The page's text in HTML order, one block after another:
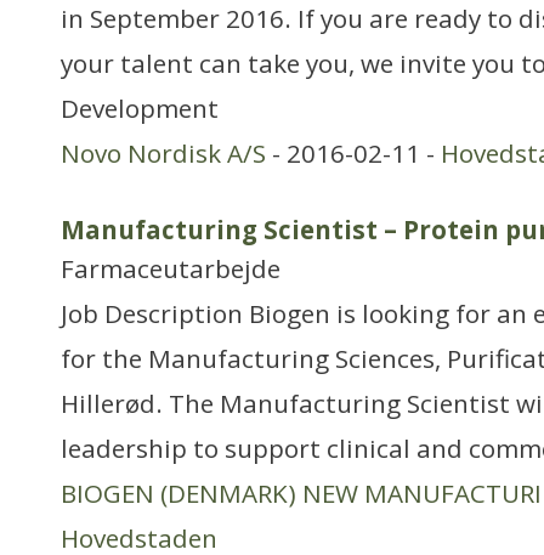
in September 2016. If you are ready to
your talent can take you, we invite you
Development
Novo Nordisk A/S - 2016-02-11 -
Manufacturing Scientist – Protein
Farmaceutarbejde
Job Description Biogen is looking for an
for the Manufacturing Sciences,
Hillerød. The Manufacturing Scientist
leadership to support clinical and
BIOGEN (DENMARK) NEW
Hovedstaden